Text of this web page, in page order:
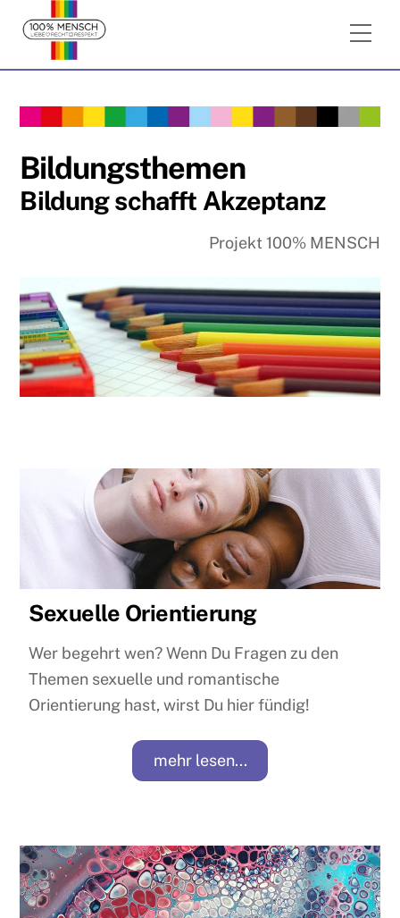
content
Bildungsthemen
Bildung schafft Akzeptanz
Projekt 100% MENSCH
Sexuelle Orientierung
Wer begehrt wen? Wenn Du Fragen zu den
Themen sexuelle und romantische
Orientierung hast, wirst Du hier fündig!
mehr lesen...